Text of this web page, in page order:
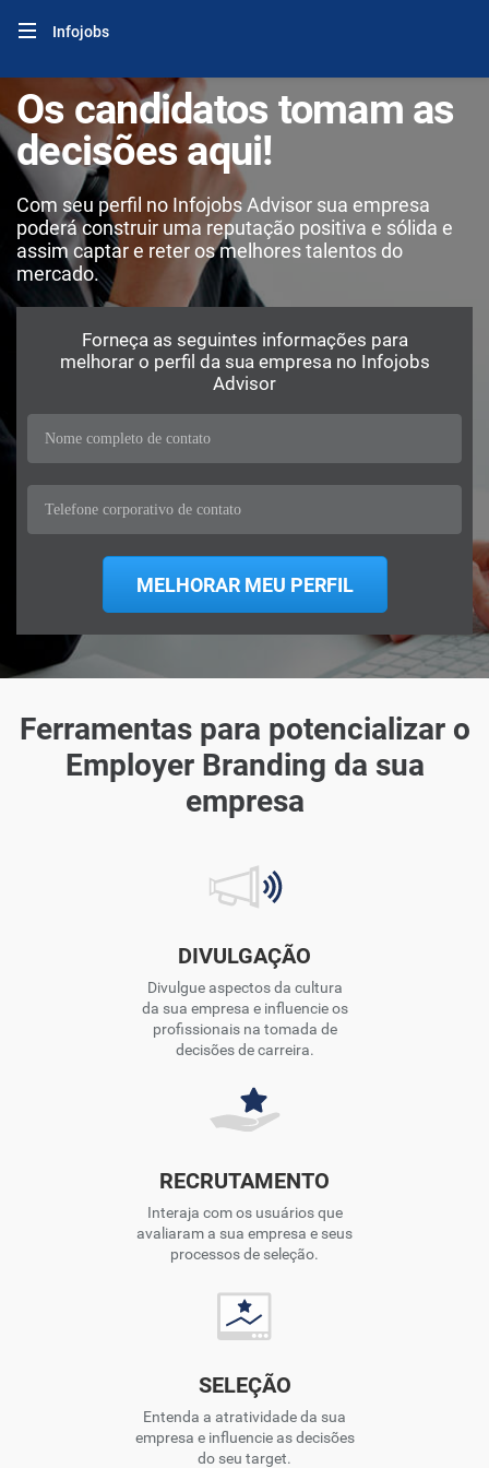
Infojobs
Os candidatos tomam as
decisões aqui!
Com seu perfil no Infojobs Advisor sua empresa
poderá construir uma reputação positiva e sólida e
assim captar e reter os melhores talentos do
mercado.
Forneça as seguintes informações para
melhorar o perfil da sua empresa no Infojobs
Advisor
Ferramentas para potencializar o
Employer Branding da sua
empresa
DIVULGAÇÃO
Divulgue aspectos da cultura
da sua empresa e influencie os
profissionais na tomada de
decisões de carreira.
RECRUTAMENTO
Interaja com os usuários que
avaliaram a sua empresa e seus
processos de seleção.
SELEÇÃO
Entenda a atratividade da sua
empresa e influencie as decisões
do seu target.